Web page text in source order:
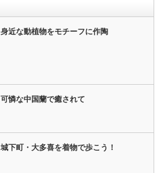
身近な動植物をモチーフに作陶
可憐な中国蘭で癒されて
城下町・大多喜を着物で歩こう！